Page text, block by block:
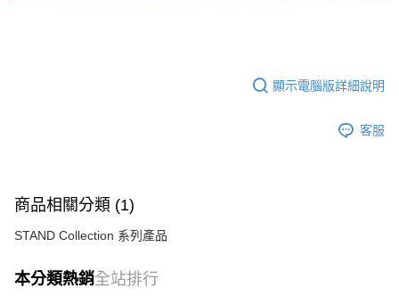
顯示電腦版詳細說明
客服
商品相關分類 (1)
STAND Collection 系列產品
本分類熱銷全站排行